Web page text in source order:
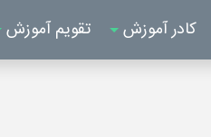
کادر آموزش تقویم آموزش